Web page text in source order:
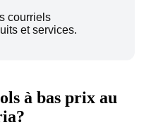
courriels
et services.
à bas prix au